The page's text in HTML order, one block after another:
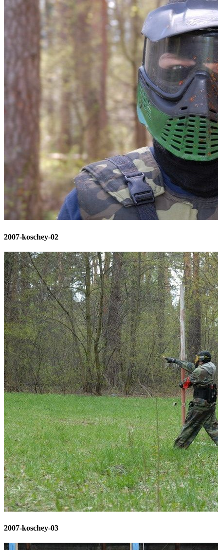
2007-koschey-02
2007-koschey-03